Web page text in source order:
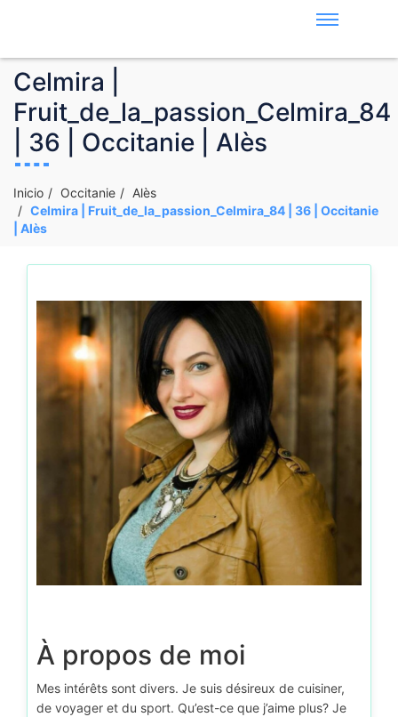
Celmira |
Fruit_de_la_passion_Celmira_84
| 36 | Occitanie | Alès
Inicio Occitanie
Alès
Celmira | Fruit_de_la_passion_Celmira_84 | 36 | Occitanie
| Alès
À propos de moi
Mes intérêts sont divers. Je suis désireux de cuisiner,
de voyager et du sport. Qu’est-ce que j’aime plus? Je